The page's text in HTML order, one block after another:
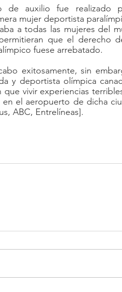
de auxilio fue realizado
mujer deportista
a todas las mujeres del
que el derecho
fuese arrebatado.
exitosamente, sin
y deportista olímpica
vivir experiencias
el aeropuerto de dicha
ABC, Entrelíneas].